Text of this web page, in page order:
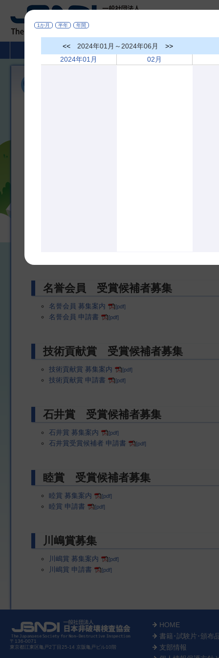
非破壊検査とは 学術活動
名誉会員 受賞候補者募集
名誉会員 募集案内 [pdf]
名誉会員 申請書 [pdf]
技術貢献賞 受賞候補者募集
技術貢献賞 募集案内 [pdf]
技術貢献賞 申請書 [pdf]
石井賞 受賞候補者募集
石井賞 募集案内 [pdf]
石井賞受賞候補者 申請書 [pdf]
睦賞 受賞候補者募集
睦賞 募集案内 [pdf]
睦賞 申請書 [pdf]
川嶋賞募集
川嶋賞 募集案内 [pdf]
川嶋賞 申請書 [pdf]
〒136-0071
東京都江東区亀戸2丁目25-14 京阪亀戸ビル10階
HOME
書籍･試験片･頒布
支部情報
1か月 半年 年間
<< 2024年01月～2024年06月
>>
2024年01月
02月